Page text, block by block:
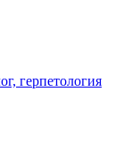
герпетология